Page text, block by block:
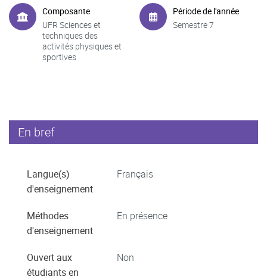
Composante
UFR Sciences et
techniques des
activités physiques et
sportives
Période de l'année
Semestre 7
En bref
Langue(s)
d'enseignement
Français
Méthodes
d'enseignement
En présence
Ouvert aux
étudiants en
Non